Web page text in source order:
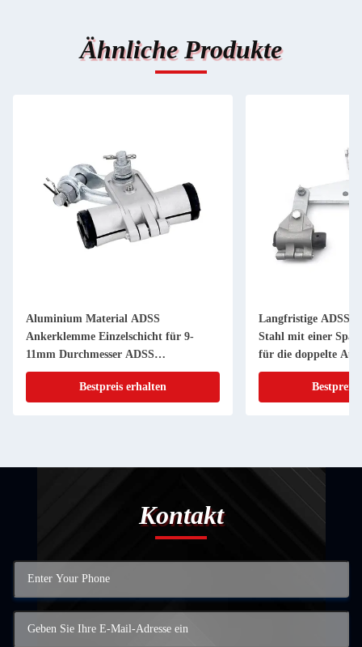
Ähnliche Produkte
Aluminium Material ADSS
Ankerklemme Einzelschicht für 9-
11mm Durchmesser ADSS
Hängeklemme
Bestpreis erhalten
Langfristige ADSS-
Stahl mit einer
für die doppelte
Bestpreis
Kontakt